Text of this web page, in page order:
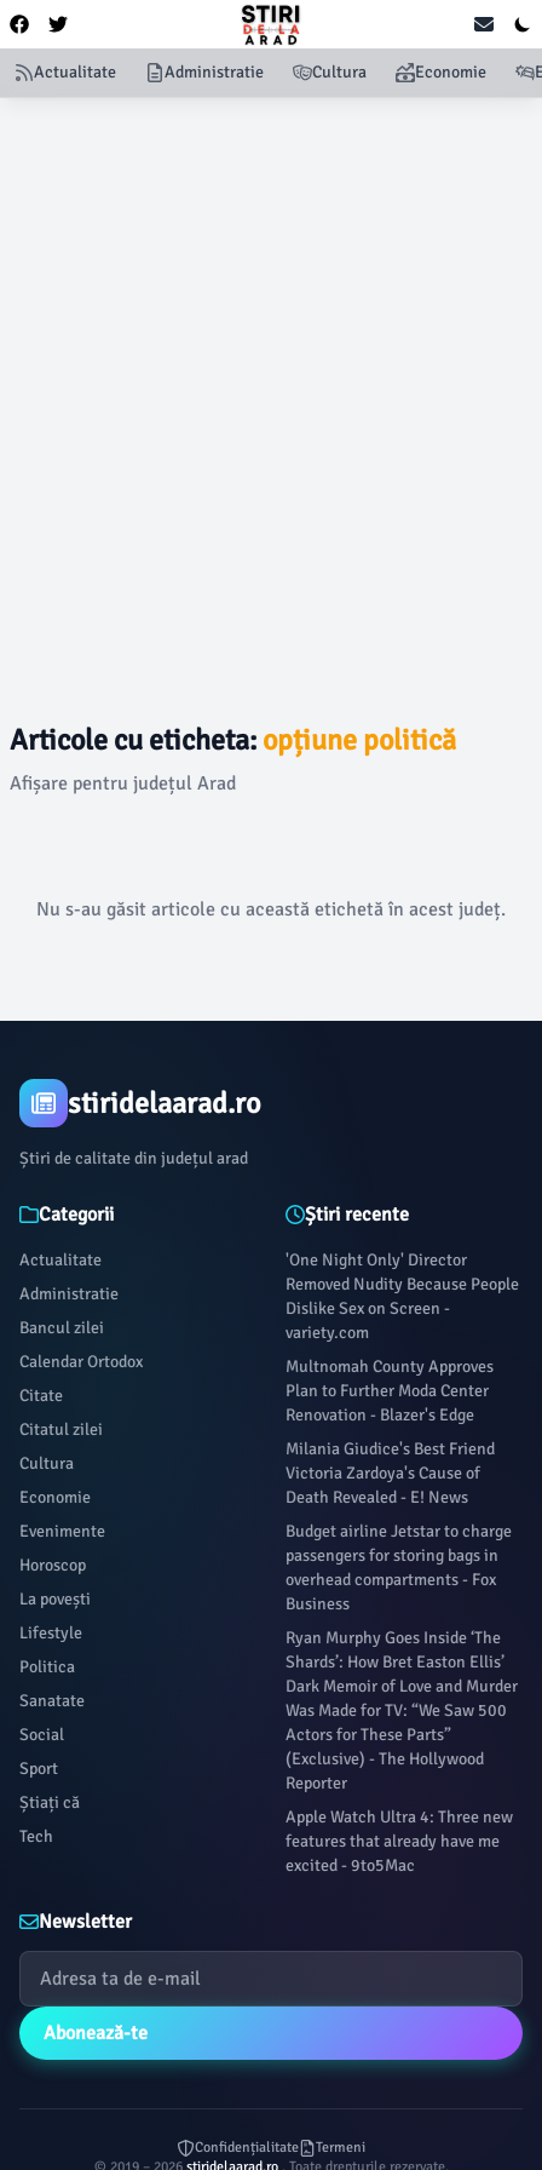
Actualitate Administratie Cultura Economie
Articole cu eticheta: opțiune politică
Afișare pentru județul Arad
Nu s-au găsit articole cu această etichetă în acest județ.
stiridelaarad.ro
Știri de calitate din județul arad
Categorii
Actualitate
Administratie
Bancul zilei
Calendar Ortodox
Citate
Citatul zilei
Cultura
Economie
Evenimente
Horoscop
La povești
Lifestyle
Politica
Sanatate
Social
Sport
Știați că
Tech
Știri recente
'One Night Only' Director
Removed Nudity Because People
Dislike Sex on Screen -
variety.com
Multnomah County Approves
Plan to Further Moda Center
Renovation - Blazer's Edge
Milania Giudice's Best Friend
Victoria Zardoya's Cause of
Death Revealed - E! News
Budget airline Jetstar to charge
passengers for storing bags in
overhead compartments - Fox
Business
Ryan Murphy Goes Inside ‘The
Shards’: How Bret Easton Ellis’
Dark Memoir of Love and Murder
Was Made for TV: “We Saw 500
Actors for These Parts”
(Exclusive) - The Hollywood
Reporter
Apple Watch Ultra 4: Three new
features that already have me
excited - 9to5Mac
Newsletter
Abonează-te
Confidențialitate
Termeni